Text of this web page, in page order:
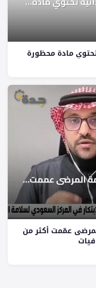
مادة محظورة
عمّمت أكثر من